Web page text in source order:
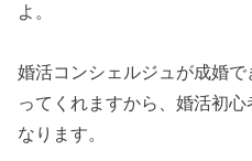
よ。
婚活コンシェルジュが成婚
ってくれますから、婚活初
なります。